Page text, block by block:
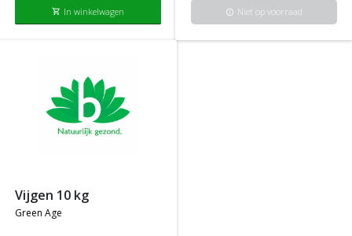
shopping_cart In winkelwagen info Niet op voorraad
vijgen 10 kg
green age